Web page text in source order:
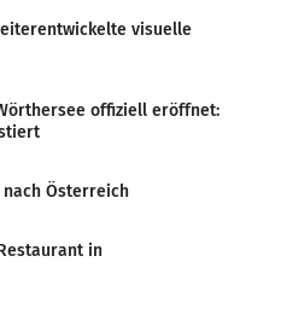
visuelle
offiziell eröffnet:
Österreich
in